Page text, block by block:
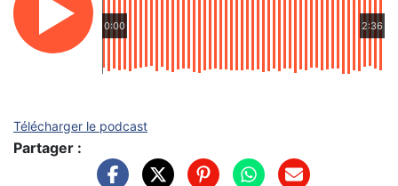
0:00 2:36
Télécharger le podcast
Partager :